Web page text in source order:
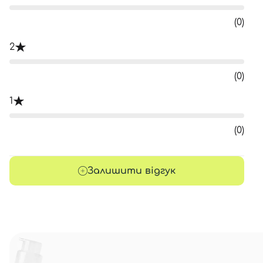
(0)
2
(0)
1
(0)
Залишити відгук